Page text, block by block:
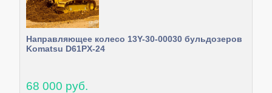
Направляющее колесо 13Y-30-00030 бульдозеров
Komatsu D61PX-24
68 000 руб.